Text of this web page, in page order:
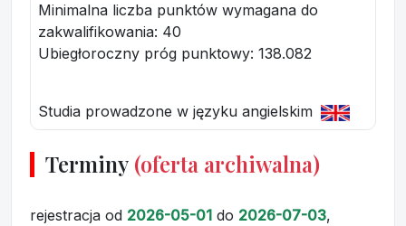
Minimalna liczba punktów wymagana do
zakwalifikowania: 40
Ubiegłoroczny próg punktowy: 138.082
Studia prowadzone w języku angielskim
Terminy (oferta archiwalna)
rejestracja od 2026-05-01 do 2026-07-03,